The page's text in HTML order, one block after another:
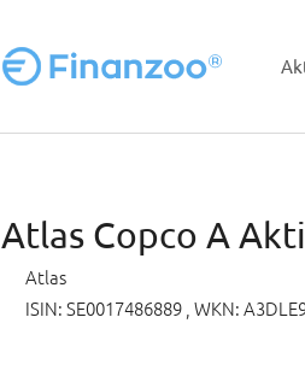
Atlas Copco A
Atlas
ISIN: SE0017486889 , WKN: